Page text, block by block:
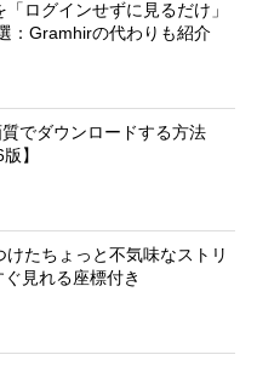
「ログインせずに見るだけ」
：Gramhirの代わりも紹介
でダウンロードする方法
】
たちょっと不気味なストリ
見れる座標付き